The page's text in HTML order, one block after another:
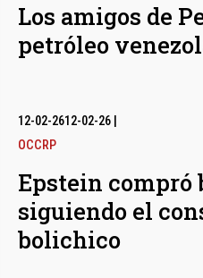
Los amigos de
petróleo
12-02-2612-02-26
OCCRP
Epstein compró
siguiendo el
bolichico